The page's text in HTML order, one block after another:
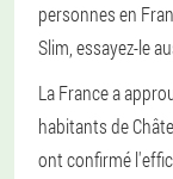
personnes en
Slim, essayez-le
La France a
habitants de
ont confirmé